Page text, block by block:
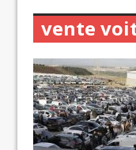
vente